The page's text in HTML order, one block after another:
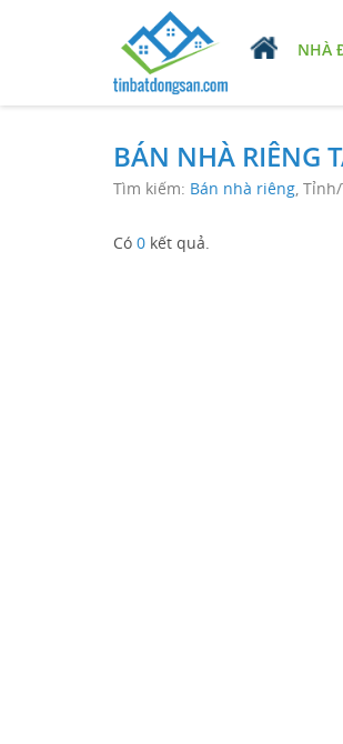
NHÀ
BÁN NHÀ RIÊNG
Tìm kiếm: Bán nhà riêng,
Có 0 kết quả.